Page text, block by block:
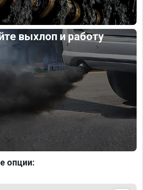
выхлоп и работу
опции: